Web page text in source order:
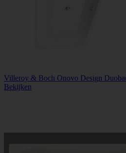
Villeroy & Boch Onovo Design
Bekijken